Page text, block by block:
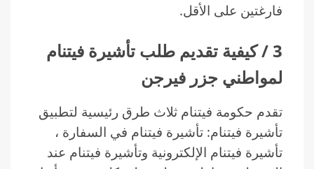
فارغتين على الأقل.
3 / كيفية تقديم طلب تأشيرة فيتنام
لمواطني جزر فيرجن
تقدم حكومة فيتنام ثلاث طرق رئيسية لتطبيق
تأشيرة فيتنام: تأشيرة فيتنام في السفارة ،
تأشيرة فيتنام الإلكترونية وتأشيرة فيتنام عند